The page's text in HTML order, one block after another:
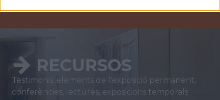
RECURSOS
Testimonis, elements de l'exposició permanent,
conferències, lectures, exposicions temporals